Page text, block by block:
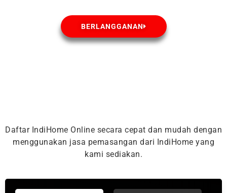
BERLANGGANAN
Daftar IndiHome Online secara cepat dan mudah dengan
menggunakan jasa pemasangan dari IndiHome yang
kami sediakan.